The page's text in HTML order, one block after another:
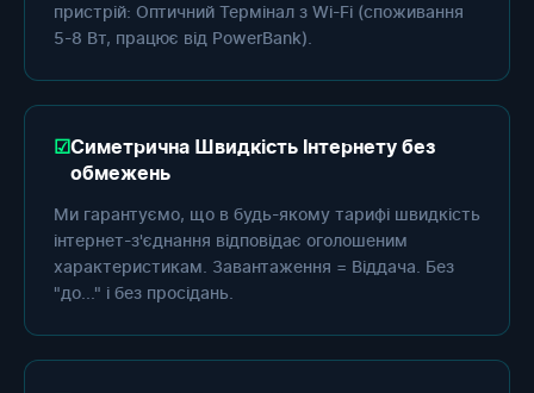
пристрій: Оптичний Термінал з Wi-Fi (споживання
5-8 Вт, працює від PowerBank).
Симетрична Швидкість Інтернету без
обмежень
Ми гарантуємо, що в будь-якому тарифі швидкість
інтернет-з'єднання відповідає оголошеним
характеристикам. Завантаження = Віддача. Без
"до..." і без просідань.